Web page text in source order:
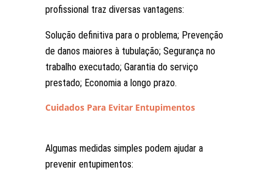
profissional traz diversas vantagens:
Solução definitiva para o problema; Prevenção
de danos maiores à tubulação; Segurança no
trabalho executado; Garantia do serviço
prestado; Economia a longo prazo.
Cuidados Para Evitar Entupimentos
Algumas medidas simples podem ajudar a
prevenir entupimentos: